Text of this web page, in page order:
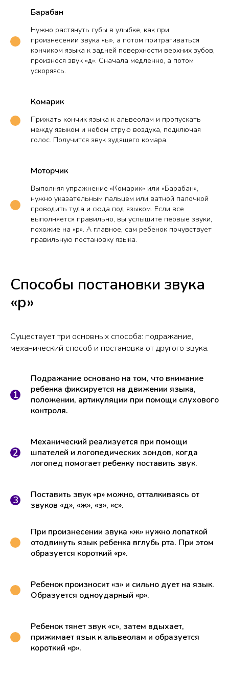
Барабан
Нужно растянуть губы в улыбке, как при
произнесении звука «ы», а потом притрагиваться
кончиком языка к задней поверхности верхних зубов,
произнося звук «д». Сначала медленно, а потом
ускоряясь.
Комарик
Прижать кончик языка к альвеолам и пропускать
между языком и небом струю воздуха, подключая
голос. Получится звук зудящего комара.
Моторчик
Выполняя упражнение «Комарик» или «Барабан»,
нужно указательным пальцем или ватной палочкой
проводить туда и сюда под языком. Если все
выполняется правильно, вы услышите первые звуки,
похожие на «р». А главное, сам ребенок почувствует
правильную постановку языка.
Способы постановки звука
«р»
Существует три основных способа: подражание,
механический способ и постановка от другого звука.
Подражание основано на том, что внимание
ребенка фиксируется на движении языка,
положении, артикуляции при помощи слухового
контроля.
Механический реализуется при помощи
шпателей и логопедических зондов, когда
логопед помогает ребенку поставить звук.
Поставить звук «р» можно, отталкиваясь от
звуков «д», «ж», «з», «с».
При произнесении звука «ж» нужно лопаткой
отодвинуть язык ребенка вглубь рта. При этом
образуется короткий «р».
Ребенок произносит «з» и сильно дует на язык.
Образуется одноударный «р».
Ребенок тянет звук «с», затем вдыхает,
прижимает язык к альвеолам и образуется
короткий «р».